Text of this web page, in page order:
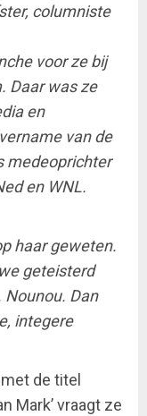
columniste
voor ze bij
Daar was ze
en
van de
medeoprichter
en WNL.
haar geweten.
geteisterd
Nounou. Dan
integere
de titel
Mark’ vraagt ze